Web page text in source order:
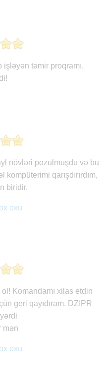
işləyən təmir proqramı.
növləri pozulmuşdu və bu
qarışdırırdım,
biridir.
oxu
Komandamı xilas etdin
geri qayıdıram. DZIPR
mən
oxu